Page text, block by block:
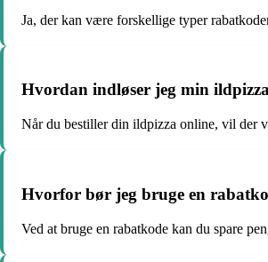
Ja, der kan være forskellige typer
Hvordan indløser jeg min
Når du bestiller din ildpizza online, vil der
Hvorfor bør jeg bruge en
Ved at bruge en rabatkode kan du spare